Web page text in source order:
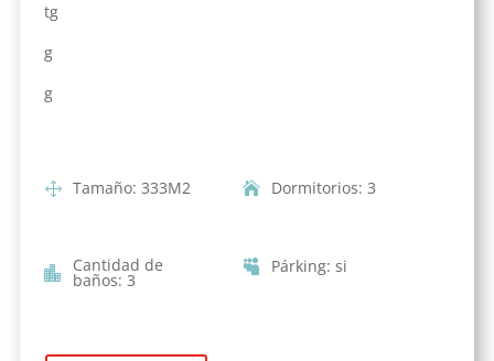
tg
g
g
Tamaño: 333M2 Dormitorios: 3
Cantidad de
baños: 3
Párking: si